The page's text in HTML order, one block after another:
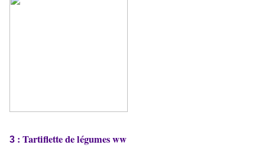
3 : Tartiflette de légumes ww